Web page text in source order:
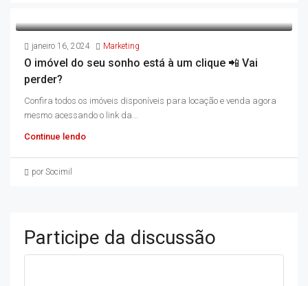
janeiro 16, 2024 Marketing
O imóvel do seu sonho está à um clique 📲 Vai
perder?
Confira todos os imóveis disponíveis para locação e venda agora
mesmo acessando o link da...
Continue lendo
por Socimil
Participe da discussão